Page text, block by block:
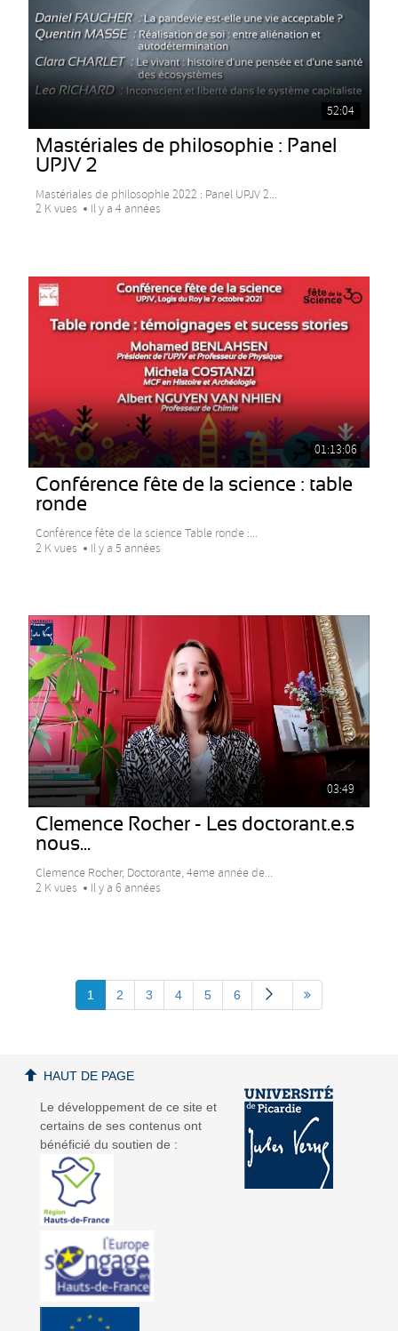
52:04
Mastériales de philosophie : Panel
UPJV 2
Mastériales de philosophie 2022 : Panel UPJV 2...
2 K vues
Il y a 4 années
01:13:06
Conférence fête de la science : table
ronde
Conférence fête de la science Table ronde :...
2 K vues
Il y a 5 années
03:49
Clemence Rocher - Les doctorant.e.s
nous...
Clemence Rocher, Doctorante, 4eme année de...
2 K vues
Il y a 6 années
1 2 3 4 5 6
Le développement de ce site et
certains de ses contenus ont
bénéficié du soutien de :
HAUT DE PAGE